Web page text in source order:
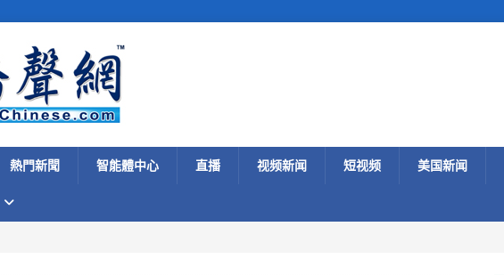
熱門新聞 智能體中心 直播 视频新闻 短视频 美国新闻